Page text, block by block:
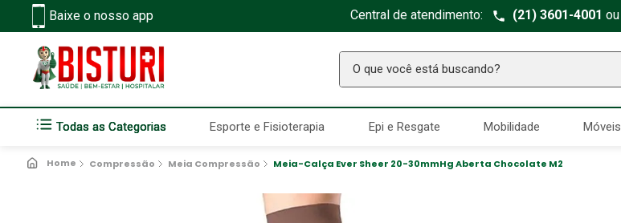
Baixe o nosso app Central de atendimento: (21) 3601-4001 ou
O que você está buscando?
Todas as Categorias Esporte e Fisioterapia Epi e Resgate Mobilidade Móveis
Compressão Meia Compressão Meia-Calça Ever Sheer 20-30mmHg Aberta Chocolate M2
TERMOS MAIS BUSCADOS
Seringa Insulina
2º Fralda Geriatrica